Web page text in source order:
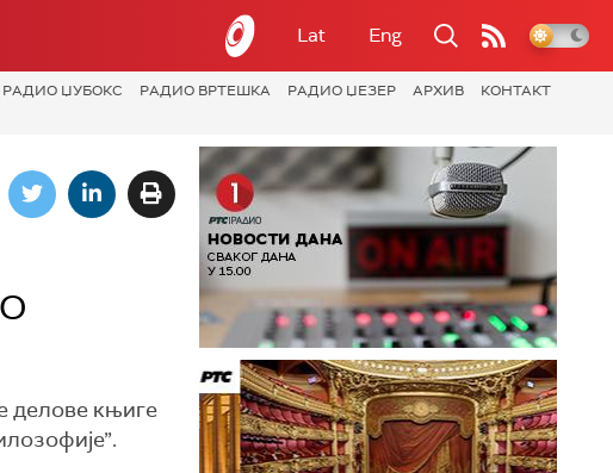
Lat Eng
РАДИО ЏУБОКС РАДИО ВРТЕШКА РАДИО ЏЕЗЕР АРХИВ
КОНТАКТ
делове књиге